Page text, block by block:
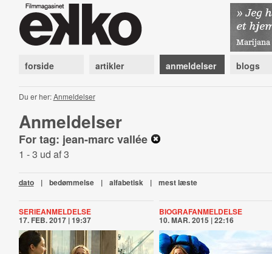
forside artikler anmeldelser blogs
Du er her:Anmeldelser
Anmeldelser
For tag: jean-marc vallée
1 - 3 ud af 3
dato | bedømmelse | alfabetisk | mest læste
SERIEANMELDELSE
17. FEB. 2017 | 19:37
BIOGRAFANMELDELSE
10. MAR. 2015 | 22:16